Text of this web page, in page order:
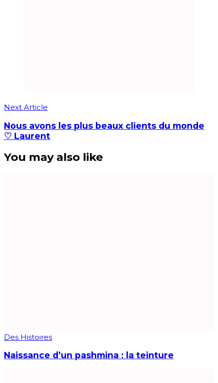
Next Article
Nous avons les plus beaux clients du monde
♡ Laurent
You may also like
Des Histoires
Naissance d’un pashmina : la teinture